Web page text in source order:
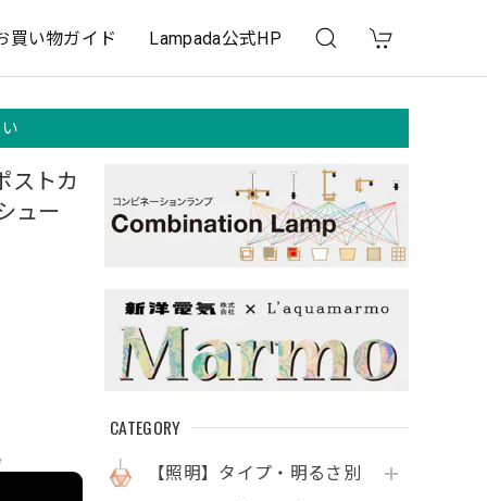
買い物ガイド Lampada公式HP
CATEGORY
【照明】タイプ・明るさ別
ストカ
ュー